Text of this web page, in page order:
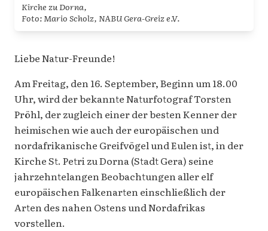
Kirche zu Dorna,
Foto: Mario Scholz, NABU Gera-Greiz e.V.
Liebe Natur-Freunde!
Am Freitag, den 16. September, Beginn um 18.00
Uhr, wird der bekannte Naturfotograf Torsten
Pröhl, der zugleich einer der besten Kenner der
heimischen wie auch der europäischen und
nordafrikanische Greifvögel und Eulen ist, in der
Kirche St. Petri zu Dorna (Stadt Gera) seine
jahrzehntelangen Beobachtungen aller elf
europäischen Falkenarten einschließlich der
Arten des nahen Ostens und Nordafrikas
vorstellen.